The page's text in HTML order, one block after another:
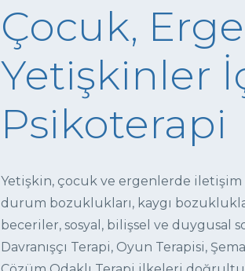
Çocuk,
Yetişkinler
Psikoterapi
Yetişkin, çocuk ve ergenlerde
durum bozuklukları, kaygı
beceriler, sosyal, bilişsel ve duygusal
Davranışçı Terapi, Oyun Terapisi,